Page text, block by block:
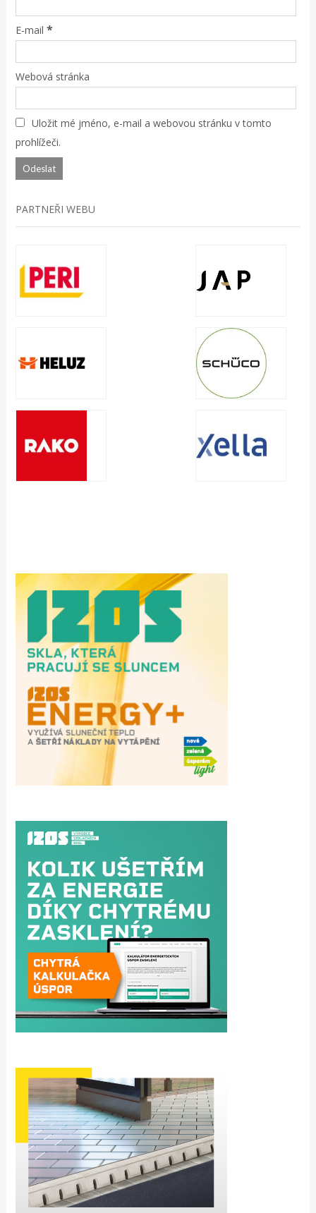
E-mail *
Webová stránka
Uložit mé jméno, e-mail a webovou stránku v tomto
prohlížeči.
PARTNEŘI WEBU